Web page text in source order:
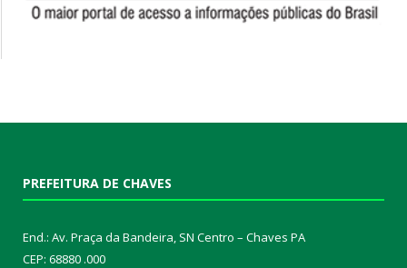
PREFEITURA DE CHAVES
End.: Av. Praça da Bandeira, SN Centro – Chaves PA
CEP: 68880 .000